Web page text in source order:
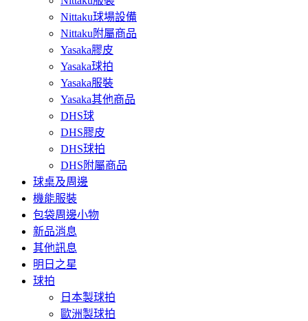
Nittaku球場設備
Nittaku附屬商品
Yasaka膠皮
Yasaka球拍
Yasaka服裝
Yasaka其他商品
DHS球
DHS膠皮
DHS球拍
DHS附屬商品
球桌及周邊
機能服裝
包袋周邊小物
新品消息
其他訊息
明日之星
球拍
日本製球拍
歐洲製球拍